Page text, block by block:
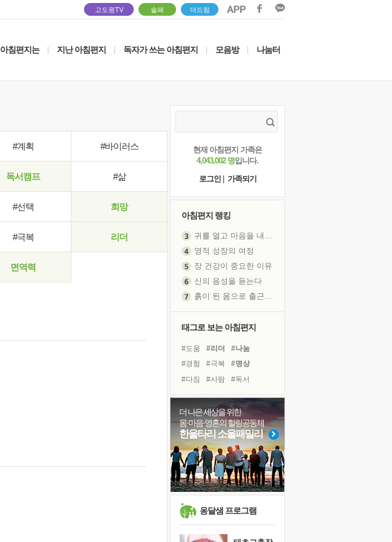
고도원TV 솔패 더드림
아침편지는 지난 아침편지 독자가 쓰는 아침편지 모음방 나눔터
#계획 #바이러스
독서캠프 #삶
#선택 희망
#극복 리더
면역력
현재 아침편지 가족은
4,043,002 명입니다.
로그인
가족되기
아침편지 랭킹
귀를 열고 마음을 내어주고
영적 성장의 여정
장 건강이 중요한 이유
신의 음성을 듣는다
흙이 된 몸으로 출근하는 여자
졸업식 사진을 보며
아픈 아버지를 위한 공간 설계
극심한 변비, 어깨결림, 수면 장애
보고 싶은 어머니
유년 시절의 부산 영도 바다
못된 꼰대들
거울 속의 나
희망이란
'모른다'는 것
태그로 보는 아침편지
#도움 #리더
#나눔
#경험
#극복
#명상
#다짐
#사람
#독서
#선택
#희망
#계획
#비전캠프
#힐링
#독서캠프
#링컨학교
#바이러스
#삶
#유튜브
#위기
#친구
더 나은 세상을 위한
몸·마음·영혼의 힐링공동체
한울타리 소울패밀리
옹달샘 프로그램